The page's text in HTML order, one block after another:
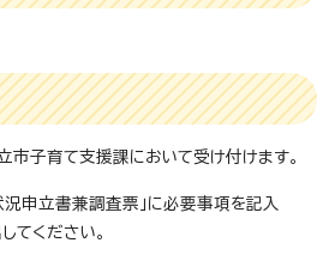
子育て支援課において受け付けます。
況申立書兼調査票」に必要事項を記入
てください。